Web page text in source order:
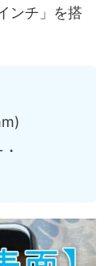
ンチ」を搭